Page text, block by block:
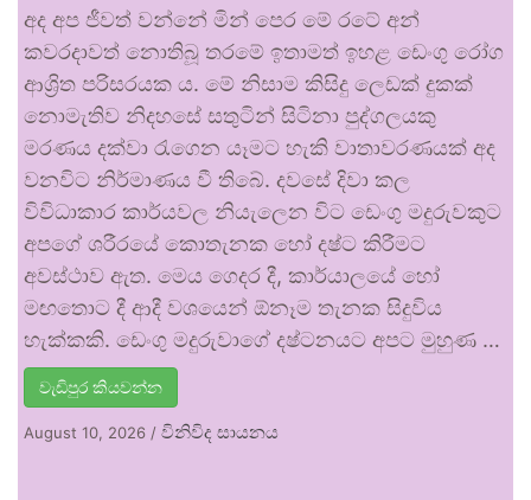
අද අප ජීවත් වන්නේ මින් පෙර මේ රටේ අන්
කවරදාවත් නොතිබූ තරමේ ඉතාමත් ඉහළ ඩෙංගු රෝග
ආශ්‍රිත පරිසරයක ය. මේ නිසාම කිසිදු ලෙඩක් දුකක්
නොමැතිව නිදහසේ සතුටින් සිටිනා පුද්ගලයකු
මරණය දක්වා රැගෙන යෑමට හැකි වාතාවරණයක් අද
වනවිට නිර්මාණය වී තිබේ. දවසේ දිවා කල
විවිධාකාර කාර්යවල නියැලෙන විට ඩෙංගු මදුරුවකුට
අපගේ ශරීරයේ කොතැනක හෝ දෂ්ට කිරීමට
අවස්ථාව ඇත. මෙය ගෙදර දී, කාර්යාලයේ හෝ
මඟතොට දී ආදී වශයෙන් ඕනෑම තැනක සිදුවිය
හැක්කකි. ඩෙංගු මදුරුවාගේ දෂ්ටනයට අපට මුහුණ …
වැඩිපුර කියවන්න
August 10, 2026 / විනිවිද සායනය